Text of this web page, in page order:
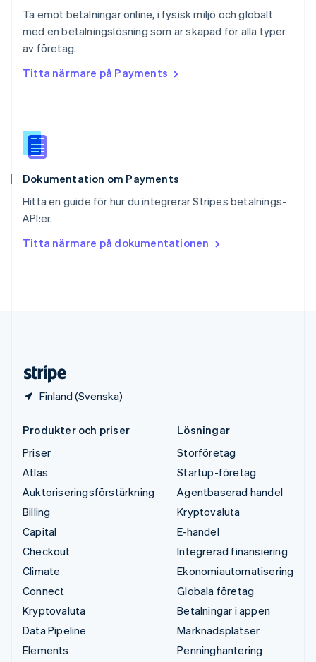
Ta emot betalningar online, i fysisk miljö och globalt
med en betalningslösning som är skapad för alla typer
av företag.
Titta närmare på Payments
Dokumentation om Payments
Hitta en guide för hur du integrerar Stripes betalnings-
API:er.
Titta närmare på dokumentationen
Finland (Svenska)
DeutschFrançaisItalianoEnglish
Singapore
English简体中文
English
Español
Storbritannien
Sverige
Thailand
ไทย
English
Produkter och priser
Priser
Atlas
Auktoriseringsförstärkning
Billing
Capital
Checkout
Climate
Connect
Kryptovaluta
Data Pipeline
Elements
Lösningar
Storföretag
Startup-företag
Agentbaserad handel
Kryptovaluta
E-handel
Integrerad finansiering
Ekonomiautomatisering
Globala företag
Betalningar i appen
Marknadsplatser
Penninghantering